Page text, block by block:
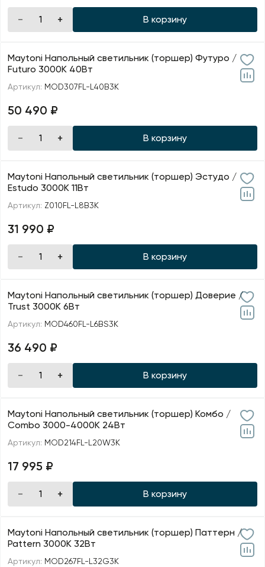
В корзину
Maytoni Напольный светильник (торшер) Футуро /
Futuro 3000К 40Вт
Артикул: MOD307FL-L40B3K
50 490 ₽
В корзину
Maytoni Напольный светильник (торшер) Эстудо /
Estudo 3000К 11Вт
Артикул: Z010FL-L8B3K
31 990 ₽
В корзину
Maytoni Напольный светильник (торшер) Доверие /
Trust 3000К 6Вт
Артикул: MOD460FL-L6BS3K
36 490 ₽
В корзину
Maytoni Напольный светильник (торшер) Комбо /
Combo 3000-4000К 24Вт
Артикул: MOD214FL-L20W3K
17 995 ₽
В корзину
Maytoni Напольный светильник (торшер) Паттерн /
Pattern 3000К 32Вт
Артикул: MOD267FL-L32G3K